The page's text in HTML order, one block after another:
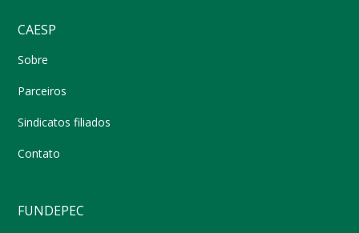
CAESP
Sobre
Parceiros
Sindicatos filiados
Contato
FUNDEPEC